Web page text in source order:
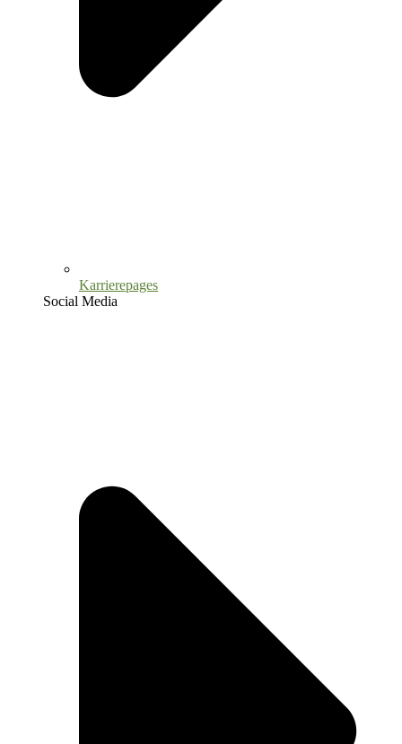
Karrierepages
Social Media